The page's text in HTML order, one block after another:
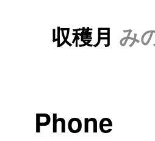
収穫月 み
Phone